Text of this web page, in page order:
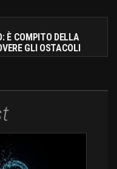
È COMPITO DELLA
GLI OSTACOLI